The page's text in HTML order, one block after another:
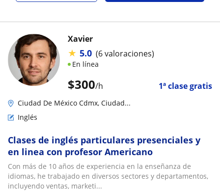
$300/h 1ª clase gratis
Xavier
★ 5.0 (6 valoraciones)
En línea
Ciudad De México Cdmx, Ciudad...
Inglés
Clases de inglés particulares presenciales y
en linea con profesor Americano
Con más de 10 años de experiencia en la enseñanza de
idiomas, he trabajado en diversos sectores y departamentos,
incluyendo ventas, marketi...